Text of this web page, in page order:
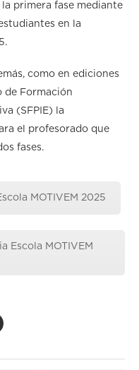
primera fase mediante
en la
como en ediciones
de Formación
(SFPIE) la
el profesorado que
fases.
MOTIVEM 2025
Escola MOTIVEM